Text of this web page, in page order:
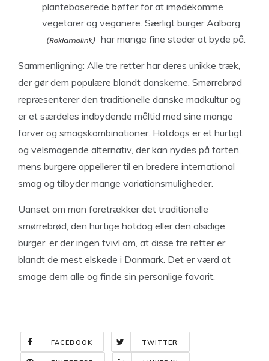
plantebaserede bøffer for at imødekomme
vegetarer og veganere. Særligt burger Aalborg
har mange fine steder at byde på.
Sammenligning: Alle tre retter har deres unikke træk,
der gør dem populære blandt danskerne. Smørrebrød
repræsenterer den traditionelle danske madkultur og
er et særdeles indbydende måltid med sine mange
farver og smagskombinationer. Hotdogs er et hurtigt
og velsmagende alternativ, der kan nydes på farten,
mens burgere appellerer til en bredere international
smag og tilbyder mange variationsmuligheder.
Uanset om man foretrækker det traditionelle
smørrebrød, den hurtige hotdog eller den alsidige
burger, er der ingen tvivl om, at disse tre retter er
blandt de mest elskede i Danmark. Det er værd at
smage dem alle og finde sin personlige favorit.
FACEBOOK TWITTER